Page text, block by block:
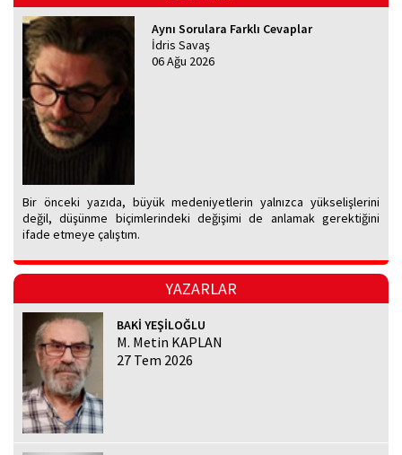
Aynı Sorulara Farklı Cevaplar
İdris Savaş
06 Ağu 2026
Bir önceki yazıda, büyük medeniyetlerin yalnızca yükselişlerini
değil, düşünme biçimlerindeki değişimi de anlamak gerektiğini
ifade etmeye çalıştım.
YAZARLAR
BAKİ YEŞİLOĞLU
M. Metin KAPLAN
27 Tem 2026